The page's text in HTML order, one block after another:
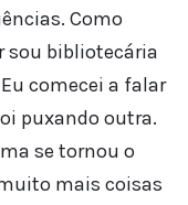
Como
sou bibliotecária
comecei a falar
puxando outra.
se tornou o
mais coisas